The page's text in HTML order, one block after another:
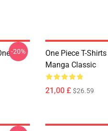
-20%
One Piece T-
Manga Classic
21,00 £ $26.59